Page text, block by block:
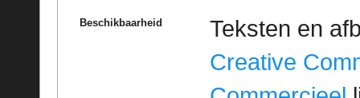
Beschikbaarheid
Teksten en
Creative